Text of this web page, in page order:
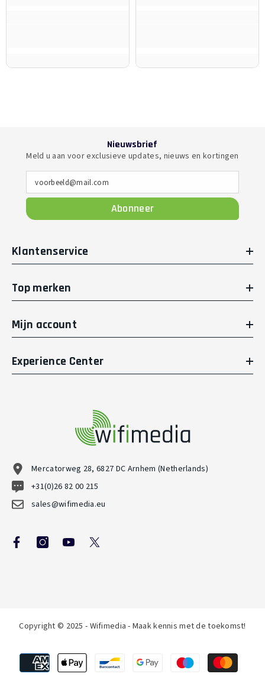
Nieuwsbrief
Meld u aan voor exclusieve updates, nieuws en kortingen
voorbeeld@mail.com
Abonneer
Klantenservice
Top merken
Mijn account
Experience Center
Mercatorweg 28, 6827 DC Arnhem (Netherlands)
+31(0)26 82 00 215
sales@wifimedia.eu
Copyright © 2025 - Wifimedia - Maak kennis met de toekomst!
Betaalmethoden